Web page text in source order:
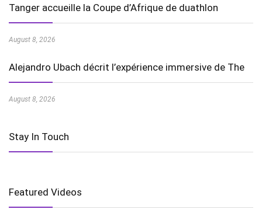
Tanger accueille la Coupe d’Afrique de duathlon
August 8, 2026
Alejandro Ubach décrit l’expérience immersive de The
August 8, 2026
Stay In Touch
Featured Videos